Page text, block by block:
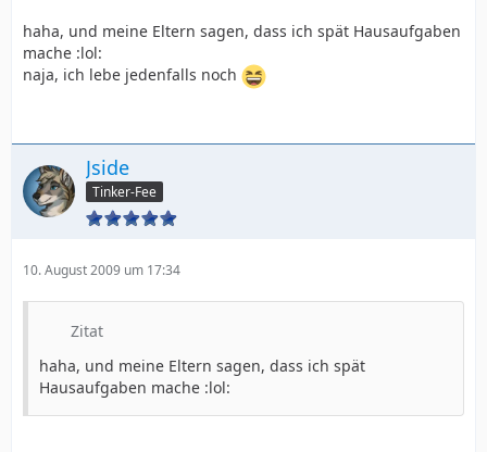
haha, und meine Eltern sagen, dass ich spät Hausaufgaben
mache :lol:
naja, ich lebe jedenfalls noch
Jside
Tinker-Fee
10. August 2009 um 17:34
Zitat
haha, und meine Eltern sagen, dass ich spät
Hausaufgaben mache :lol: